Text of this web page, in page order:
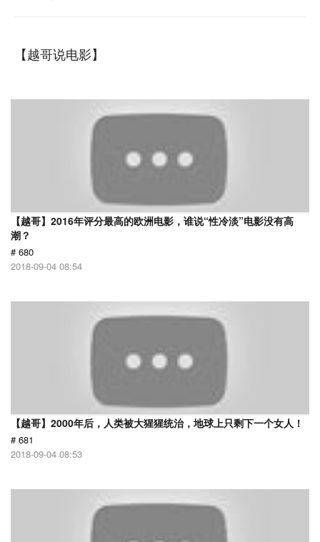
【越哥说电影】
【越哥】2016年评分最高的欧洲电影，谁说“性冷淡”电影没有高
潮？
# 680
2018-09-04 08:54
【越哥】2000年后，人类被大猩猩统治，地球上只剩下一个女人！
# 681
2018-09-04 08:53